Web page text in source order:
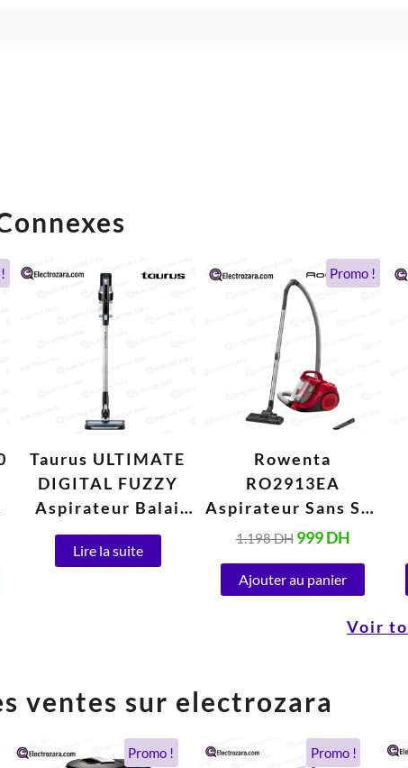
DH.
Taurus ULTIMATE
DIGITAL FUZZY
Aspirateur Balai
Sans Fil Electrique
0,5 Litres 25,9V
Lire la suite
Promo !
Rowenta
RO2913EA
Aspirateur Sans Sac
Electrique Rouge
1.198DH
prix
initial
était :
999DH
Le
prix
Ajouter au panier
Voir
ventes sur electrozara
Promo !
Le
Promo !
Le